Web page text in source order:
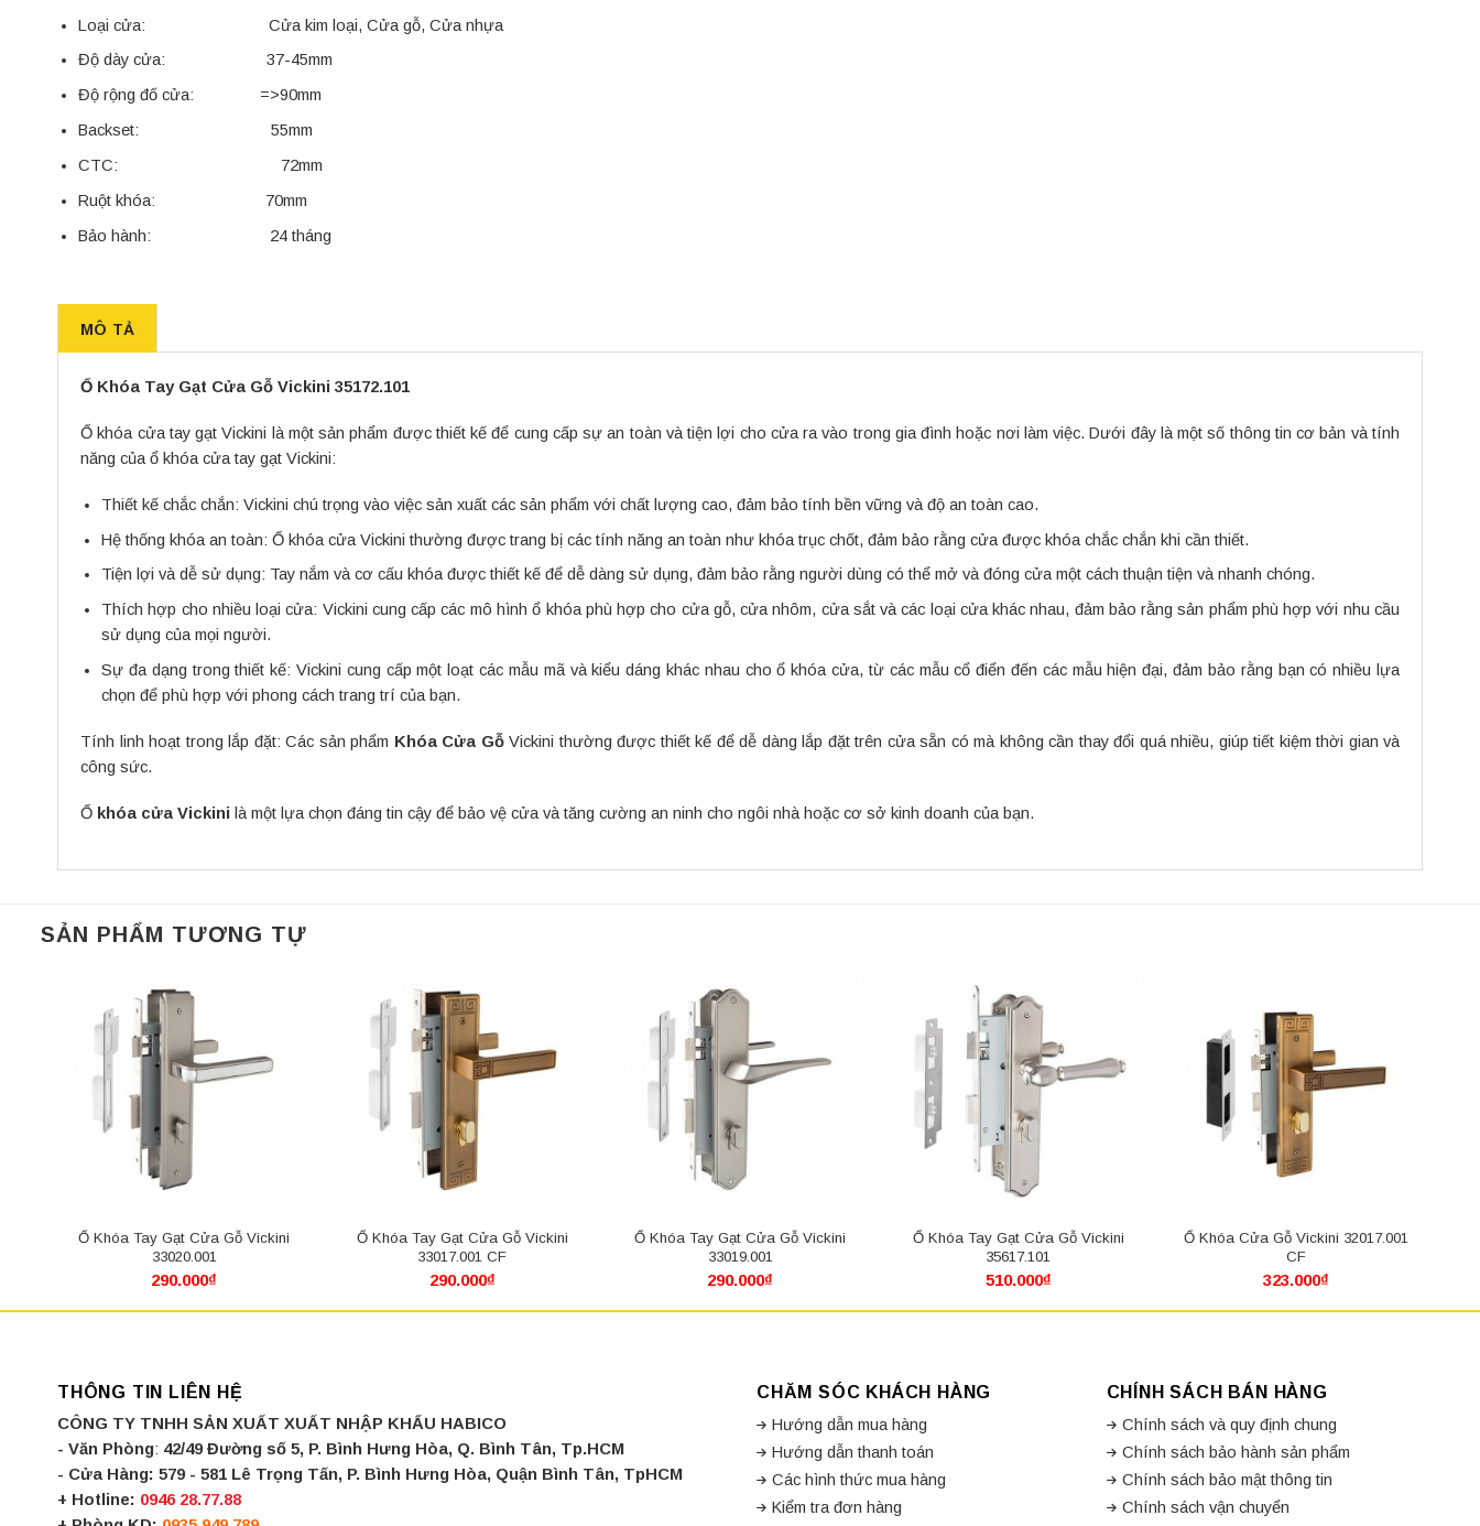
Loại cửa: Cửa kim loại, Cửa gỗ, Cửa nhựa
Độ dày cửa: 37-45mm
Độ rộng đố cửa: =>90mm
Backset: 55mm
CTC: 72mm
Ruột khóa: 70mm
Bảo hành: 24 tháng
MÔ TẢ
Ổ Khóa Tay Gạt Cửa Gỗ Vickini 35172.101
Ổ khóa cửa tay gạt Vickini là một sản phẩm được thiết kế để cung cấp sự an toàn và tiện lợi cho cửa ra vào trong gia đình hoặc nơi làm việc. Dưới đây là một số thông tin cơ bản và tính
năng của ổ khóa cửa tay gạt Vickini:
Thiết kế chắc chắn: Vickini chú trọng vào việc sản xuất các sản phẩm với chất lượng cao, đảm bảo tính bền vững và độ an toàn cao.
Hệ thống khóa an toàn: Ổ khóa cửa Vickini thường được trang bị các tính năng an toàn như khóa trục chốt, đảm bảo rằng cửa được khóa chắc chắn khi cần thiết.
Tiện lợi và dễ sử dụng: Tay nắm và cơ cấu khóa được thiết kế để dễ dàng sử dụng, đảm bảo rằng người dùng có thể mở và đóng cửa một cách thuận tiện và nhanh chóng.
Thích hợp cho nhiều loại cửa: Vickini cung cấp các mô hình ổ khóa phù hợp cho cửa gỗ, cửa nhôm, cửa sắt và các loại cửa khác nhau, đảm bảo rằng sản phẩm phù hợp với nhu cầu
sử dụng của mọi người.
Sự đa dạng trong thiết kế: Vickini cung cấp một loạt các mẫu mã và kiểu dáng khác nhau cho ổ khóa cửa, từ các mẫu cổ điển đến các mẫu hiện đại, đảm bảo rằng bạn có nhiều lựa
chọn để phù hợp với phong cách trang trí của bạn.
Tính linh hoạt trong lắp đặt: Các sản phẩm Khóa Cửa GỗVickini thường được thiết kế để dễ dàng lắp đặt trên cửa sẵn có mà không cần thay đổi quá nhiều, giúp tiết kiệm thời gian và
công sức.
Ổ khóa cửa Vickini là một lựa chọn đáng tin cậy để bảo vệ cửa và tăng cường an ninh cho ngôi nhà hoặc cơ sở kinh doanh của bạn.
SẢN PHẨM TƯƠNG TỰ
Ổ Khóa Tay Gạt Cửa Gỗ Vickini
33020.001
290.000₫
Ổ Khóa Tay Gạt Cửa Gỗ Vickini
33017.001 CF
290.000₫
Ổ Khóa Tay Gạt Cửa Gỗ Vickini
33019.001
290.000₫
Ổ Khóa Tay Gạt Cửa Gỗ Vickini
35617.101
510.000₫
Ổ Khóa Cửa Gỗ Vickini 32017.001
CF
323.000₫
THÔNG TIN LIÊN HỆ
CÔNG TY TNHH SẢN XUẤT XUẤT NHẬP KHẨU HABICO
- Văn Phòng: 42/49 Đường số 5, P. Bình Hưng Hòa, Q. Bình Tân, Tp.HCM
- Cửa Hàng: 579 - 581 Lê Trọng Tấn, P. Bình Hưng Hòa, Quận Bình Tân, TpHCM
+ Hotline: 0946 28.77.88
CHĂM SÓC KHÁCH HÀNG
Hướng dẫn mua hàng
Hướng dẫn thanh toán
Các hình thức mua hàng
Kiểm tra đơn hàng
CHÍNH SÁCH BÁN HÀNG
Chính sách và quy định chung
Chính sách bảo hành sản phẩm
Chính sách bảo mật thông tin
Chính sách vận chuyển